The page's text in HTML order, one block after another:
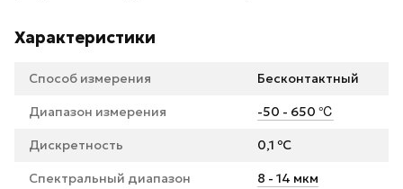
Характеристики
Способ измерения Бесконтактный
Диапазон измерения -50 - 650 ℃
Дискретность 0,1 ºC
Спектральный диапазон 8 - 14 мкм